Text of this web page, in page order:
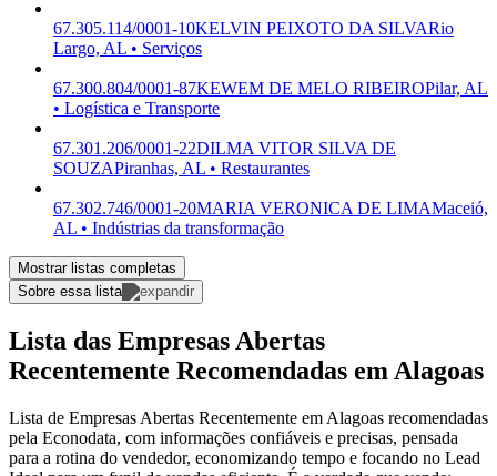
67.305.114/0001-10KELVIN PEIXOTO DA SILVARio
Largo, AL • Serviços
67.300.804/0001-87KEWEM DE MELO RIBEIROPilar, AL
• Logística e Transporte
67.301.206/0001-22DILMA VITOR SILVA DE
SOUZAPiranhas, AL • Restaurantes
67.302.746/0001-20MARIA VERONICA DE LIMAMaceió,
AL • Indústrias da transformação
Mostrar listas completas
Sobre essa lista
Lista das Empresas Abertas
Recentemente Recomendadas em Alagoas
Lista de Empresas Abertas Recentemente em Alagoas recomendadas
pela Econodata, com informações confiáveis e precisas, pensada
para a rotina do vendedor, economizando tempo e focando no Lead